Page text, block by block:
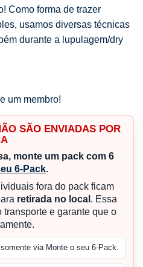
Como forma de trazer
usamos diversas técnicas
durante a lupulagem/dry
um membro!
SÃO ENVIADAS POR
monte um pack com 6
6-Pack.
fora do pack ficam
retirada no local . Essa
transporte e garante que o
somente via Monte o seu 6-Pack.